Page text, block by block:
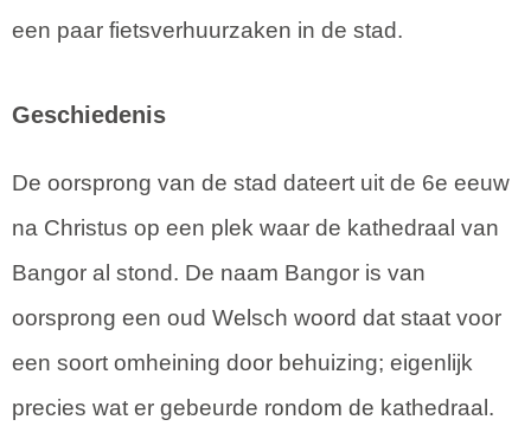
een paar fietsverhuurzaken in de stad.
Geschiedenis
De oorsprong van de stad dateert uit de 6e eeuw
na Christus op een plek waar de kathedraal van
Bangor al stond. De naam Bangor is van
oorsprong een oud Welsch woord dat staat voor
een soort omheining door behuizing; eigenlijk
precies wat er gebeurde rondom de kathedraal.